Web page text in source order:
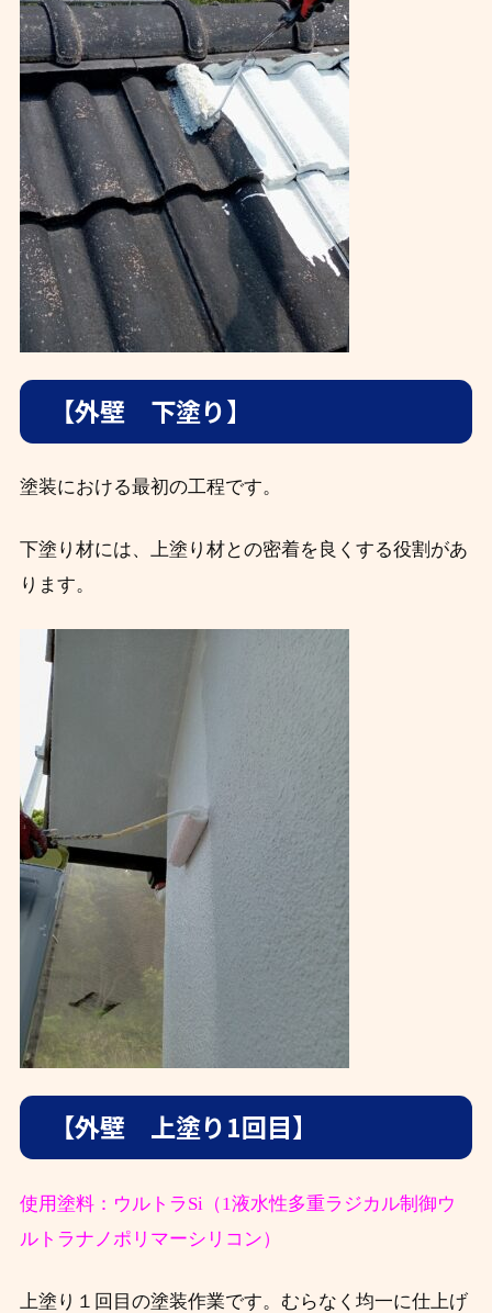
【外壁 下塗り】
塗装における最初の工程です。
下塗り材には、上塗り材との密着を良くする役割があ
ります。
【外壁 上塗り1回目】
使用塗料：ウルトラSi（1液水性多重ラジカル制御ウ
ルトラナノポリマーシリコン）
上塗り１回目の塗装作業です。むらなく均一に仕上げ